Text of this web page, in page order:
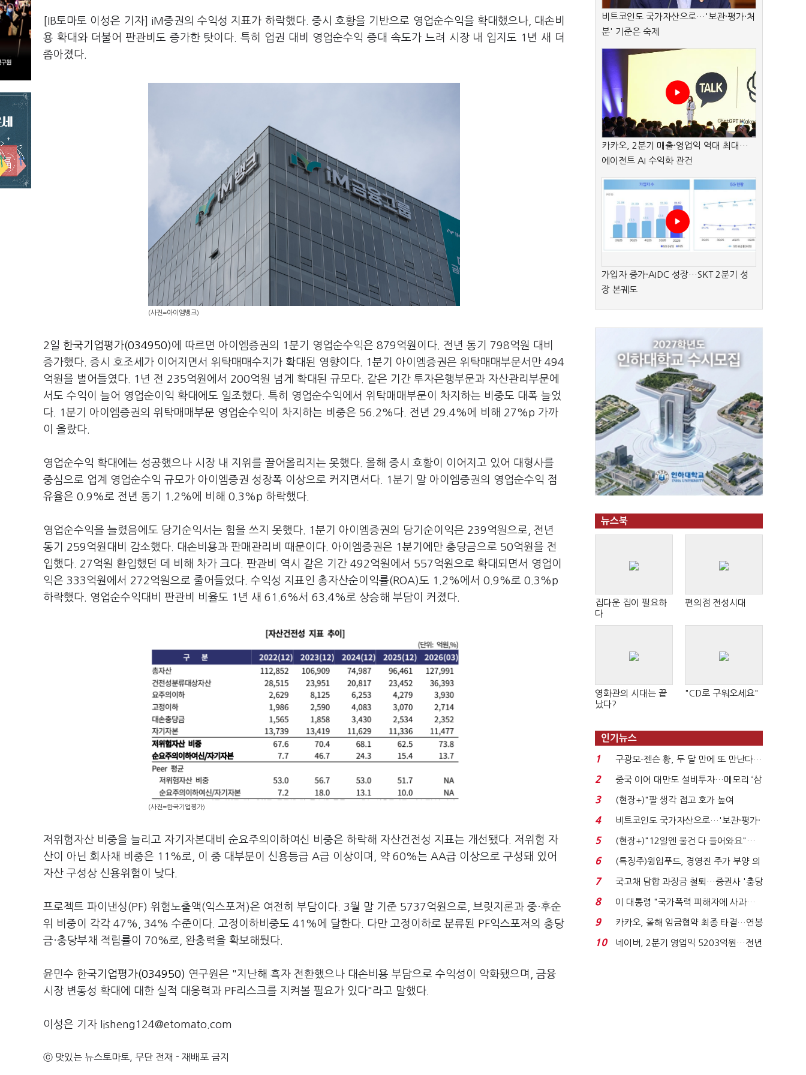
[IB토마토 이성은 기자] iM증권의 수익성 지표가 하락했다. 증시 호황을 기반으로 영업순수익을 확대했으나, 대손비
용 확대와 더불어 판관비도 증가한 탓이다. 특히 업권 대비 영업순수익 증대 속도가 느려 시장 내 입지도 1년 새 더
좁아졌다.
(사진=아이엠뱅크)
2일 한국기업평가(034950)에 따르면 아이엠증권의 1분기 영업순수익은 879억원이다. 전년 동기 798억원 대비
증가했다. 증시 호조세가 이어지면서 위탁매매수지가 확대된 영향이다. 1분기 아이엠증권은 위탁매매부문서만 494
억원을 벌어들였다. 1년 전 235억원에서 200억원 넘게 확대된 규모다. 같은 기간 투자은행부문과 자산관리부문에
서도 수익이 늘어 영업순이익 확대에도 일조했다. 특히 영업순수익에서 위탁매매부문이 차지하는 비중도 대폭 늘었
다. 1분기 아이엠증권의 위탁매매부문 영업순수익이 차지하는 비중은 56.2%다. 전년 29.4%에 비해 27%p 가까
이 올랐다.
영업순수익 확대에는 성공했으나 시장 내 지위를 끌어올리지는 못했다. 올해 증시 호황이 이어지고 있어 대형사를
중심으로 업계 영업순수익 규모가 아이엠증권 성장폭 이상으로 커지면서다. 1분기 말 아이엠증권의 영업순수익 점
유율은 0.9%로 전년 동기 1.2%에 비해 0.3%p 하락했다.
영업순수익을 늘렸음에도 당기순익서는 힘을 쓰지 못했다. 1분기 아이엠증권의 당기순이익은 239억원으로, 전년
동기 259억원대비 감소했다. 대손비용과 판매관리비 때문이다. 아이엠증권은 1분기에만 충당금으로 50억원을 전
입했다. 27억원 환입했던 데 비해 차가 크다. 판관비 역시 같은 기간 492억원에서 557억원으로 확대되면서 영업이
익은 333억원에서 272억원으로 줄어들었다. 수익성 지표인 총자산순이익률(ROA)도 1.2%에서 0.9%로 0.3%p
하락했다. 영업순수익대비 판관비 비율도 1년 새 61.6%서 63.4%로 상승해 부담이 커졌다.
(사진=한국기업평가)
저위험자산 비중을 늘리고 자기자본대비 순요주의이하여신 비중은 하락해 자산건전성 지표는 개선됐다. 저위험 자
산이 아닌 회사채 비중은 11%로, 이 중 대부분이 신용등급 A급 이상이며, 약 60%는 AA급 이상으로 구성돼 있어
자산 구성상 신용위험이 낮다.
프로젝트 파이낸싱(PF) 위험노출액(익스포저)은 여전히 부담이다. 3월 말 기준 5737억원으로, 브릿지론과 중·후순
위 비중이 각각 47%, 34% 수준이다. 고정이하비중도 41%에 달한다. 다만 고정이하로 분류된 PF익스포저의 충당
금·충당부채 적립률이 70%로, 완충력을 확보해뒀다.
윤민수 한국기업평가(034950) 연구원은 "지난해 흑자 전환했으나 대손비용 부담으로 수익성이 악화됐으며, 금융
시장 변동성 확대에 대한 실적 대응력과 PF리스크를 지켜볼 필요가 있다"라고 말했다.
이성은 기자 lisheng124@etomato.com
ⓒ 맛있는 뉴스토마토, 무단 전재 - 재배포 금지
비트코인도 국가자산으로…'보관·평가·처
분' 기준은 숙제
카카오, 2분기 매출·영업익 역대 최대…
에이전트 AI 수익화 관건
가입자 증가·AIDC 성장…SKT 2분기 성
장 본궤도
뉴스북
집다운 집이 필요하
다
편의점 전성시대
영화관의 시대는 끝
났다?
"CD로 구워오세요"
인기뉴스
1
구광모-젠슨 황, 두 달 만에 또 만난다…
로봇·AI 등 논...
2
중국 이어 대만도 설비투자…메모리 ‘삼
국전쟁’
3
(현장+)"팔 생각 접고 호가 높여
요"…'덜 똘똘한 한 채' 20...
4
비트코인도 국가자산으로…'보관·평가·
처분' 기준은 ...
5
(현장+)"12일엔 물건 다 들어와요"…
빈 매대 채우며 문 연 ...
6
(특징주)윙입푸드, 경영진 주가 부양 의
지에 상한가...
7
국고채 담합 과징금 철퇴…증권사 '충당
금 폭탄' 우려...
8
이 대통령 "국가폭력 피해자에 사과…
적극적 조사로 진...
9
카카오, 올해 임금협약 최종 타결…연봉
6.3% 인상·격려...
10
네이버, 2분기 영업익 5203억원…전년